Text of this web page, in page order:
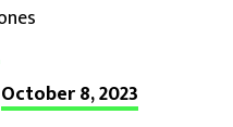
October 8, 2023